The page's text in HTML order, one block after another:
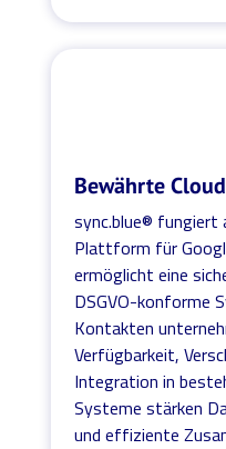
Bewährte
sync.blue® fungiert
Plattform für
ermöglicht eine
DSGVO-konforme
Kontakten
Verfügbarkeit,
Integration in
Systeme stärken
und effiziente